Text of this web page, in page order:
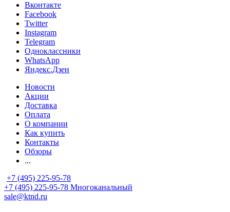
Вконтакте
Facebook
Twitter
Instagram
Telegram
Одноклассники
WhatsApp
Яндекс.Дзен
Новости
Акции
Доставка
Оплата
О компании
Как купить
Контакты
Обзоры
...
+7 (495) 225-95-78
+7 (495) 225-95-78 Многоканальный
sale@ktnd.ru